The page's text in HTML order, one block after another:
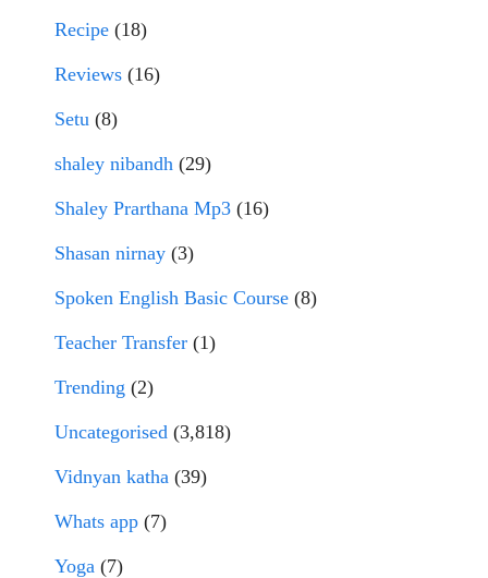
Recipe (18)
Reviews (16)
Setu (8)
shaley nibandh (29)
Shaley Prarthana Mp3 (16)
Shasan nirnay (3)
Spoken English Basic Course (8)
Teacher Transfer (1)
Trending (2)
Uncategorised (3,818)
Vidnyan katha (39)
Whats app (7)
Yoga (7)